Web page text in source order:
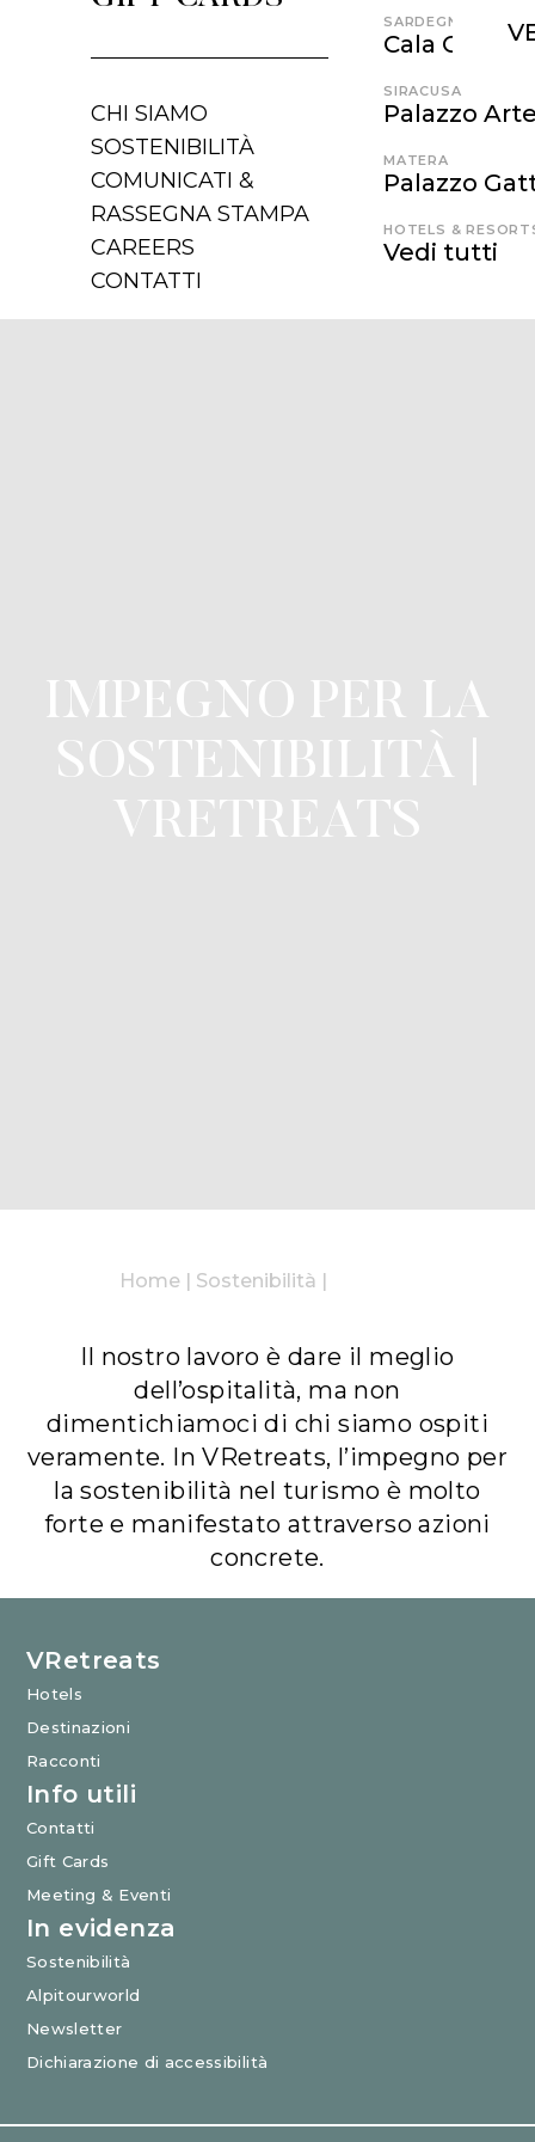
CHI SIAMO
SOSTENIBILITÀ
COMUNICATI &
RASSEGNA STAMPA
CAREERS
CONTATTI
SARDEGNA
Cala
SIRACUSA
Palazzo
MATERA
Palazzo
HOTELS &
Vedi tutti
IMPEGNO PER LA
SOSTENIBILITÀ |
VRETREATS
Home | Sostenibilità |
Il nostro lavoro è dare il meglio
dell’ospitalità, ma non
dimentichiamoci di chi siamo ospiti
veramente. In VRetreats, l’impegno per
la sostenibilità nel turismo è molto
forte e manifestato attraverso azioni
concrete.
VRetreats
Hotels
Destinazioni
Racconti
Info utili
Contatti
Gift Cards
Meeting & Eventi
In evidenza
Sostenibilità
Alpitourworld
Newsletter
Dichiarazione di accessibilità